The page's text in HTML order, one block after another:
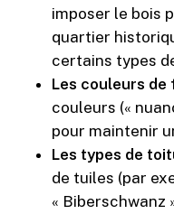
imposer le bois
quartier
certains types
Les couleurs de
couleurs («
pour maintenir
Les types de
de tuiles (par
« Biberschwanz